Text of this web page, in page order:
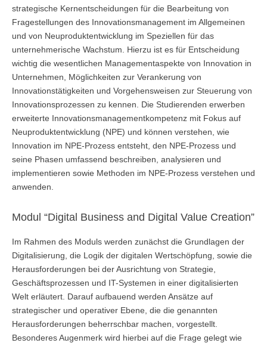
Planung des ÖPNV
Übersicht
Organisation, Wettbewerb und Recht im ÖPNV
Betrieb, Technik und Verkehrsmanagement des ÖPNV
Übersicht
Planung, Betrieb und Steuerung von Produktions- und
Logistiksystemen
Qualitätsmanagement in Entwicklung, Planung, Produktion und
Lieferkette
Übersicht
Informationsmanagement in Produktion und Logistik
Übersicht
Studienprogramme Energie-Bauen-Umwelt
strategische Kernentscheidungen für die Bearbeitung von
Fragestellungen des Innovationsmanagement im Allgemeinen
und von Neuproduktentwicklung im Speziellen für das
unternehmerische Wachstum. Hierzu ist es für Entscheidung
wichtig die wesentlichen Managementaspekte von Innovation in
Unternehmen, Möglichkeiten zur Verankerung von
Innovationstätigkeiten und Vorgehensweisen zur Steuerung von
Innovationsprozessen zu kennen. Die Studierenden erwerben
erweiterte Innovationsmanagementkompetenz mit Fokus auf
Neuproduktentwicklung (NPE) und können verstehen, wie
Innovation im NPE-Prozess entsteht, den NPE-Prozess und
seine Phasen umfassend beschreiben, analysieren und
implementieren sowie Methoden im NPE-Prozess verstehen und
anwenden.
Modul “Digital Business and Digital Value Creation”
Im Rahmen des Moduls werden zunächst die Grundlagen der
Digitalisierung, die Logik der digitalen Wertschöpfung, sowie die
Herausforderungen bei der Ausrichtung von Strategie,
Geschäftsprozessen und IT-Systemen in einer digitalisierten
Welt erläutert. Darauf aufbauend werden Ansätze auf
strategischer und operativer Ebene, die die genannten
Herausforderungen beherrschbar machen, vorgestellt.
Besonderes Augenmerk wird hierbei auf die Frage gelegt wie